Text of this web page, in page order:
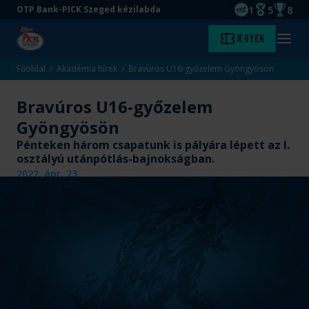
Ugrás
tartalomra
Ugrás
aljára
OTP Bank-PICK Szeged kézilabda
EHF
1
Magyar
5 8
Kezdőlap Jegyek Menü
Főoldal Akadémia hírek Bravúros U16-győzelem Gyöngyösön
Bravúros U16-győzelem
Gyöngyösön
Pénteken három csapatunk is pályára lépett az I.
osztályú utánpótlás-bajnokságban.
2022. ápr. 23.